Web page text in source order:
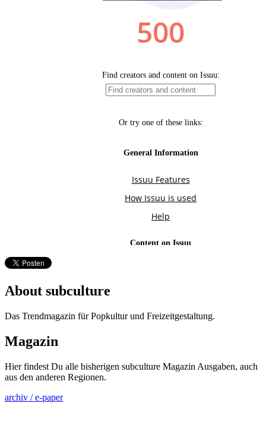
About subculture
Das Trendmagazin für Popkultur und Freizeitgestaltung.
Magazin
Hier findest Du alle bisherigen subculture Magazin Ausgaben, auch
aus den anderen Regionen.
archiv / e-paper